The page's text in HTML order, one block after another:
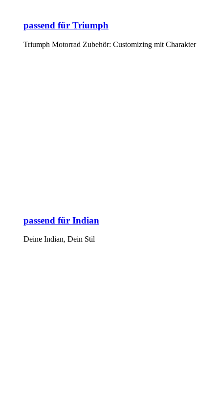
passend für Triumph
Triumph Motorrad Zubehör: Customizing mit Charakter
passend für Indian
Deine Indian, Dein Stil